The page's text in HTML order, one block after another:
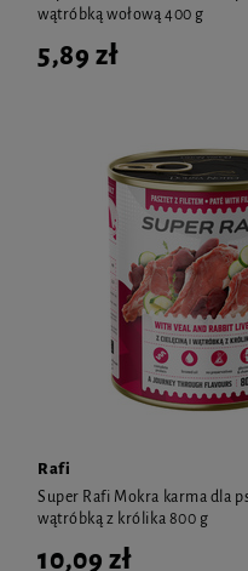
wątróbką wołową 400 g
5,89 zł
Rafi
Super Rafi Mokra karma dla
wątróbką z królika 800 g
10,09 zł